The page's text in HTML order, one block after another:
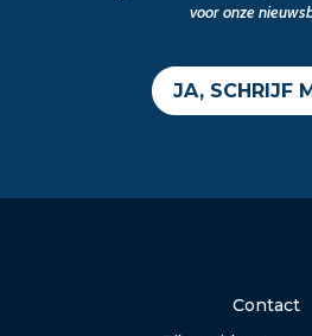
voor onze
JA, SCHRIJF
Contact